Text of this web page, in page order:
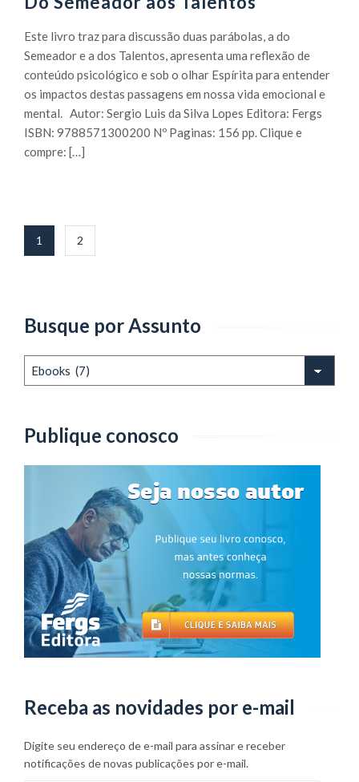
Este livro traz para discussão duas parábolas, a do
Semeador e a dos Talentos, apresenta uma reflexão de
conteúdo psicológico e sob o olhar Espírita para entender
os impactos destas passagens em nossa vida emocional e
mental. Autor: Sergio Luis da Silva Lopes Editora: Fergs
ISBN: 9788571300200 Nº Paginas: 156 pp. Clique e
compre: […]
Paginação
de
1 2
Busque por Assunto
Publique conosco
Receba as novidades por e-mail
Digite seu endereço de e-mail para assinar e receber
notificações de novas publicações por e-mail.